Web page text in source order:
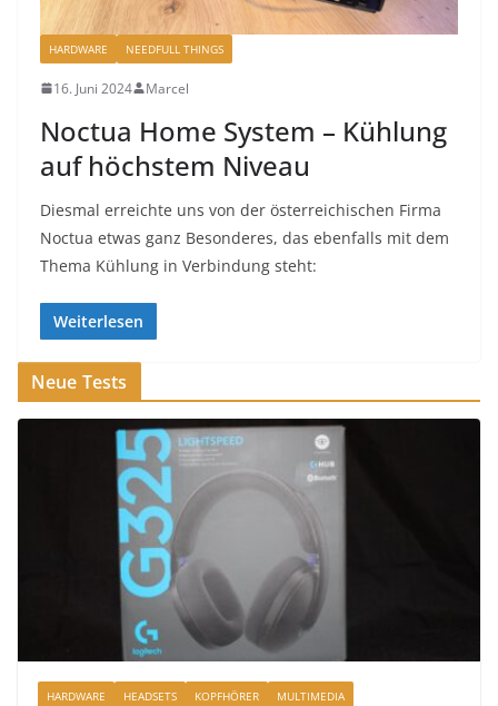
HARDWARE NEEDFULL THINGS
16. Juni 2024 Marcel
Noctua Home System – Kühlung
auf höchstem Niveau
Diesmal erreichte uns von der österreichischen Firma
Noctua etwas ganz Besonderes, das ebenfalls mit dem
Thema Kühlung in Verbindung steht:
Weiterlesen
Neue Tests
HARDWARE HEADSETS KOPFHÖRER MULTIMEDIA